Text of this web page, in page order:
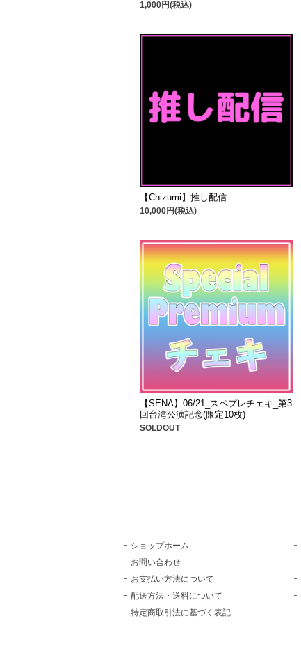
1,000円(税込)
【Chizumi】推し配信
10,000円(税込)
【SENA】06/21_スペプレチェキ_第3
回台湾公演記念(限定10枚)
SOLDOUT
ショップホーム
お問い合わせ
お支払い方法について
配送方法・送料について
特定商取引法に基づく表記